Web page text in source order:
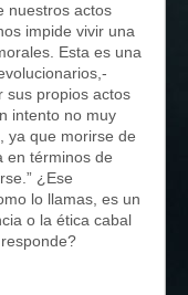
nuestros actos
impide vivir una
Esta es una
sus propios actos
intento no muy
ya que morirse de
en términos de
¿Ese
lo llamas, es un
o la ética cabal